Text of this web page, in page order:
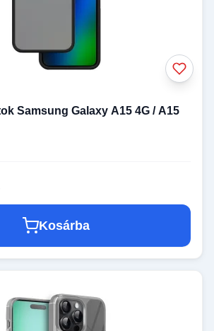
Samsung Galaxy A15 4G / A15
Kosárba